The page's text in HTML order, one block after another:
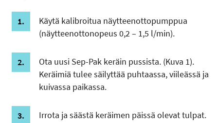
Käytä kalibroitua näytteenottopumppua
(näytteenottonopeus 0,2 – 1,5 l/min).
Ota uusi Sep-Pak keräin pussista. (Kuva 1).
Keräimiä tulee säilyttää puhtaassa, viileässä ja
kuivassa paikassa.
Irrota ja säästä keräimen päissä olevat tulpat.